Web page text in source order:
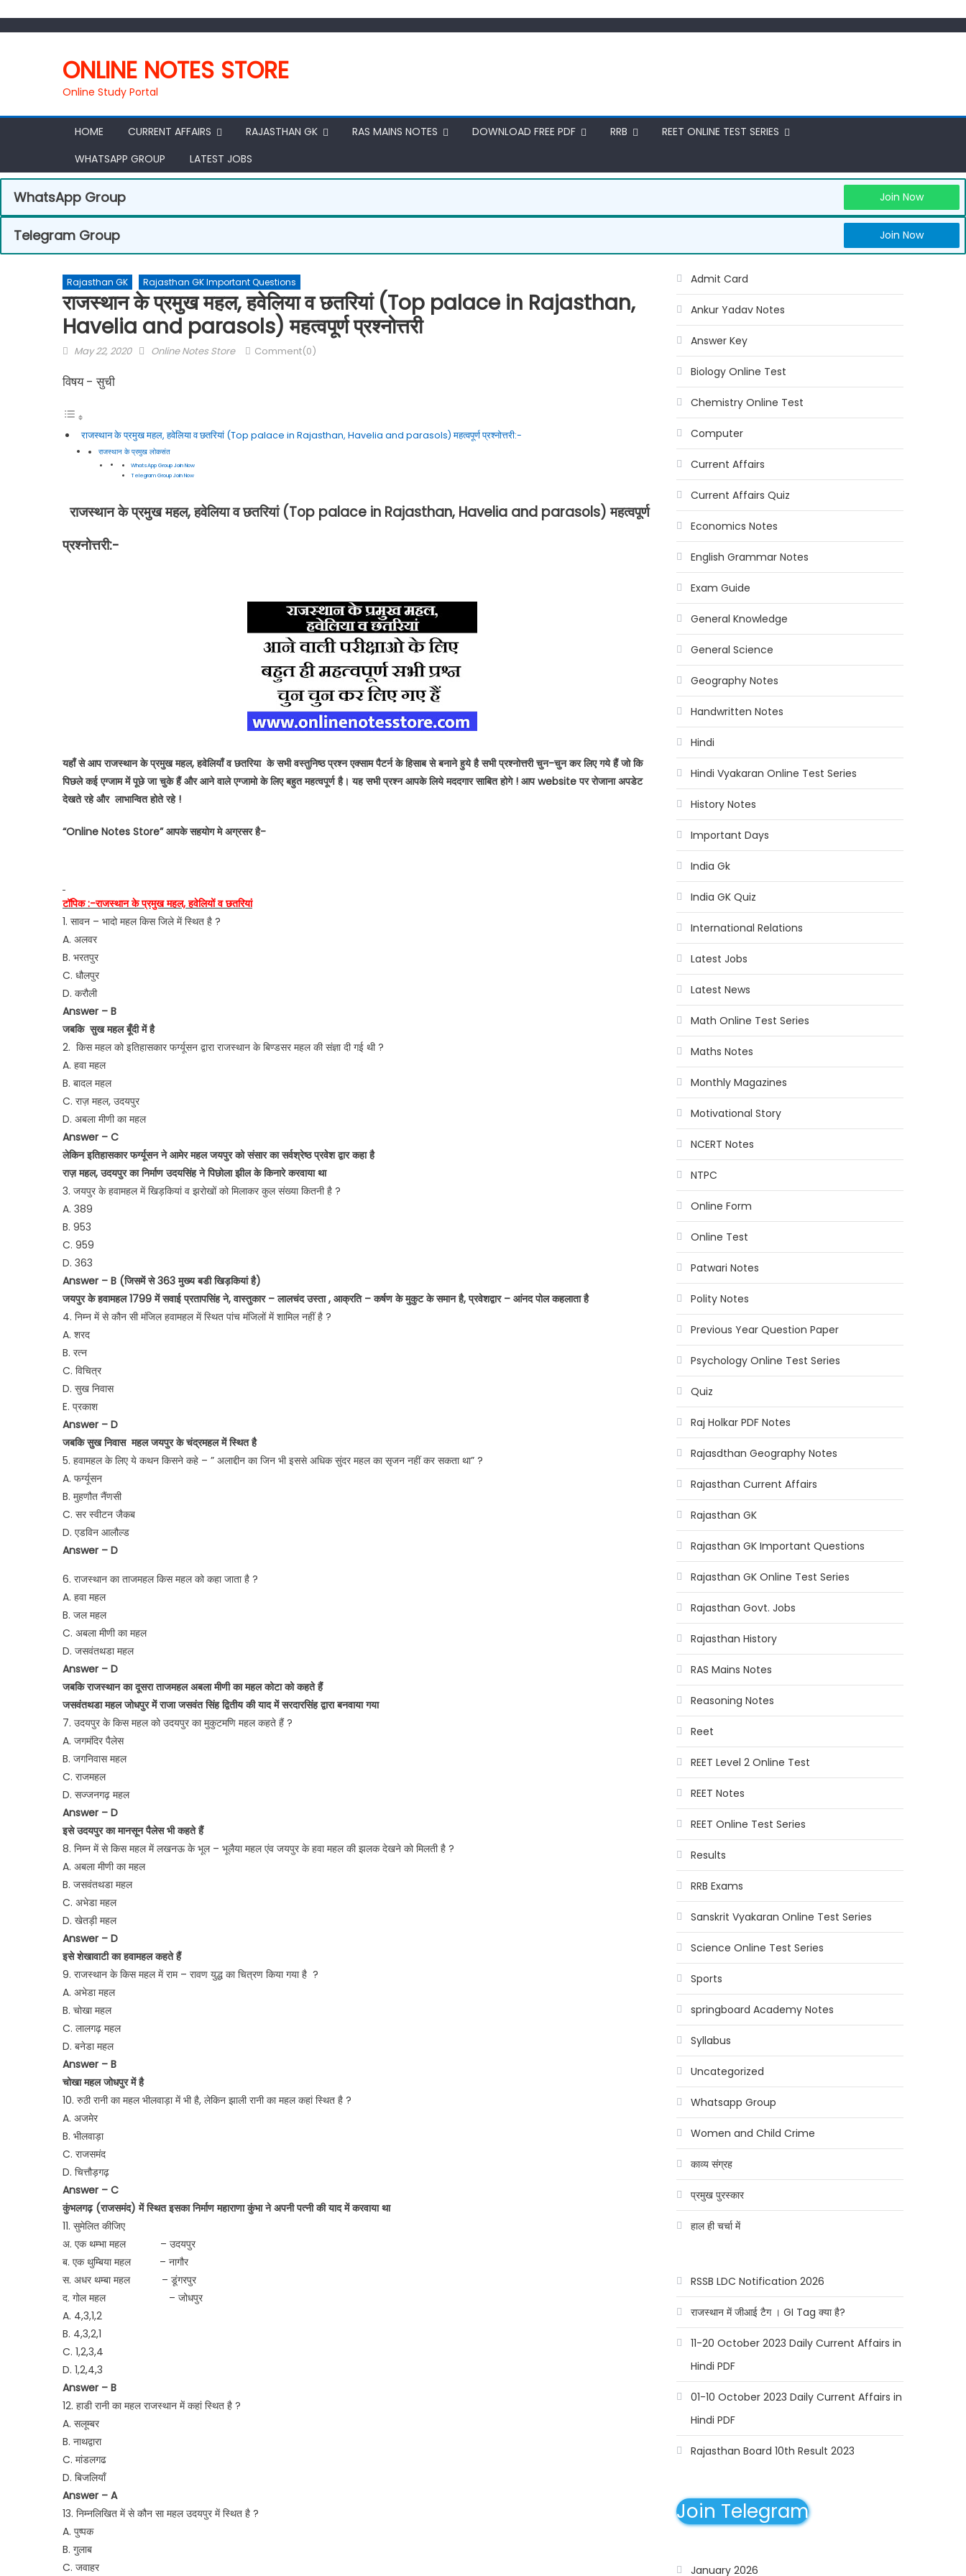
ONLINE NOTES STORE
Online Study Portal
HOME CURRENT AFFAIRS RAJASTHAN GK RAS MAINS NOTES DOWNLOAD FREE PDF RRB
REET ONLINE TEST SERIES
WHATSAPP GROUP
LATEST JOBS
WhatsApp Group Join Now
Telegram Group Join Now
Rajasthan GK Rajasthan GK Important Questions
राजस्थान के प्रमुख महल, हवेलिया व छतरियां (Top palace in Rajasthan,
Havelia and parasols) महत्वपूर्ण प्रश्नोत्तरी
May 22, 2020 Online Notes Store Comment(0)
विषय - सुची
राजस्थान के प्रमुख महल, हवेलिया व छतरियां (Top palace in Rajasthan, Havelia and parasols) महत्वपूर्ण प्रश्नोत्तरी:-
राजस्थान के प्रमुख लोकसंत
WhatsApp Group Join Now
Telegram Group Join Now
राजस्थान के प्रमुख महल, हवेलिया व छतरियां (Top palace in Rajasthan, Havelia and parasols) महत्वपूर्ण
प्रश्नोत्तरी:-
यहाँसे आप राजस्थान के प्रमुख महल, हवेलियाँ व छतरिया के सभी वस्तुनिष्ठ प्रश्न एक्साम पैटर्न के हिसाब से बनाने हुये है सभी प्रश्नोत्तरी चुन-चुन कर लिए गये हैं जो कि
पिछले कई एग्जाम में पूछे जा चुके हैं और आने वाले एग्जामो के लिए बहुत महत्वपूर्ण है। यह सभी प्रश्न आपके लिये मददगार साबित होगे ! आप website पर रोजाना अपडेट
देखते रहे और लाभान्वित होते रहे !
“Online Notes Store” आपके सहयोग मे अग्रसर है-
टॉपिक :-राजस्थान के प्रमुख महल, हवेलियों व छतरियां
1. सावन – भादो महल किस जिले में स्थित है ?
A. अलवर
B. भरतपुर
C. धौलपुर
D. करौली
Answer – B
जबकि सुख महल बूँदी में है
2. किस महल को इतिहासकार फर्ग्यूसन द्वारा राजस्थान के बिण्डसर महल की संज्ञा दी गई थी ?
A. हवा महल
B. बादल महल
C. राज़ महल, उदयपुर
D. अबला मीणी का महल
Answer – C
लेकिन इतिहासकार फर्ग्यूसन ने आमेर महल जयपुर को संसार का सर्वश्रेष्ठ प्रवेश द्वार कहा है
राज़ महल, उदयपुर का निर्माण उदयसिंह ने पिछोला झील के किनारे करवाया था
3. जयपुर के हवामहल में खिड़कियां व झरोखों को मिलाकर कुल संख्या कितनी है ?
A. 389
B. 953
C. 959
D. 363
Answer – B (जिसमें से 363 मुख्य बडी खिड़कियां है)
जयपुर के हवामहल 1799 में सवाई प्रतापसिंह ने, वास्तुकार – लालचंद उस्ता , आक्रति – कर्षण के मुकुट के समान है, प्रवेशद्वार – आंनद पोल कहलाता है
4. निम्न में से कौन सी मंजिल हवामहल में स्थित पांच मंजिलों में शामिल नहीं है ?
A. शरद
B. रत्न
C. विचित्र
D. सुख निवास
E. प्रकाश
Answer – D
जबकि सुख निवास महल जयपुर के चंद्रमहल में स्थित है
5. हवामहल के लिए ये कथन किसने कहे – ” अलाद्दीन का जिन भी इससे अधिक सुंदर महल का सृजन नहीं कर सकता था” ?
A. फर्ग्यूसन
B. मुहणौत नैंणसी
C. सर स्वीटन जैकब
D. एडविन आलौल्ड
Answer – D
6. राजस्थान का ताजमहल किस महल को कहा जाता है ?
A. हवा महल
B. जल महल
C. अबला मीणी का महल
D. जसवंतथडा महल
Answer – D
जबकि राजस्थान का दूसरा ताजमहल अबला मीणी का महल कोटा को कहते हैं
जसवंतथडा महल जोधपुर में राजा जसवंत सिंह द्वितीय की याद में सरदारसिंह द्वारा बनवाया गया
7. उदयपुर के किस महल को उदयपुर का मुकुटमणि महल कहते हैं ?
A. जगमंदिर पैलेस
B. जगनिवास महल
C. राजमहल
D. सज्जनगढ़ महल
Answer – D
इसे उदयपुर का मानसून पैलेस भी कहते हैं
8. निम्न में से किस महल में लखनऊ के भूल – भूलैया महल एंव जयपुर के हवा महल की झलक देखने को मिलती है ?
A. अबला मीणी का महल
B. जसवंतथडा महल
C. अभेडा महल
D. खेतड़ी महल
Answer – D
इसे शेखावाटी का हवामहल कहते हैं
9. राजस्थान के किस महल में राम – रावण युद्ध का चित्रण किया गया है ?
A. अभेडा महल
B. चोखा महल
C. लालगढ़ महल
D. बनेडा महल
Answer – B
चोखा महल जोधपुर में है
10. रुठी रानी का महल भीलवाड़ा में भी है, लेकिन झाली रानी का महल कहां स्थित है ?
A. अजमेर
B. भीलवाड़ा
C. राजसमंद
D. चित्तौड़गढ़
Answer – C
कुंभलगढ़ (राजसमंद) में स्थित इसका निर्माण महाराणा कुंभा ने अपनी पत्नी की याद में करवाया था
11. सुमेलित कीजिए
अ. एक थम्भा महल – उदयपुर
ब. एक थुम्बिया महल – नागौर
स. अधर थम्बा महल – डूंगरपुर
द. गोल महल – जोधपुर
A. 4,3,1,2
B. 4,3,2,1
C. 1,2,3,4
D. 1,2,4,3
Answer – B
12. हाडी रानी का महल राजस्थान में कहां स्थित है ?
A. सलूम्बर
B. नाथद्वारा
C. मांडलगढ
D. बिजलियाँ
Answer – A
13. निम्नलिखित में से कौन सा महल उदयपुर में स्थित है ?
A. पुष्पक
B. गुलाब
C. जवाहर
Admit Card
Ankur Yadav Notes
Answer Key
Biology Online Test
Chemistry Online Test
Computer
Current Affairs
Current Affairs Quiz
Economics Notes
English Grammar Notes
Exam Guide
General Knowledge
General Science
Geography Notes
Handwritten Notes
Hindi
Hindi Vyakaran Online Test Series
History Notes
Important Days
India Gk
India GK Quiz
International Relations
Latest Jobs
Latest News
Math Online Test Series
Maths Notes
Monthly Magazines
Motivational Story
NCERT Notes
NTPC
Online Form
Online Test
Patwari Notes
Polity Notes
Previous Year Question Paper
Psychology Online Test Series
Quiz
Raj Holkar PDF Notes
Rajasdthan Geography Notes
Rajasthan Current Affairs
Rajasthan GK
Rajasthan GK Important Questions
Rajasthan GK Online Test Series
Rajasthan Govt. Jobs
Rajasthan History
RAS Mains Notes
Reasoning Notes
Reet
REET Level 2 Online Test
REET Notes
REET Online Test Series
Results
RRB Exams
Sanskrit Vyakaran Online Test Series
Science Online Test Series
Sports
springboard Academy Notes
Syllabus
Uncategorized
Whatsapp Group
Women and Child Crime
काव्य संग्रह
प्रमुख पुरस्कार
हाल ही चर्चा में
RSSB LDC Notification 2026
राजस्थान में जीआई टैग । GI Tag क्या है?
11-20 October 2023 Daily Current Affairs in
Hindi PDF
01-10 October 2023 Daily Current Affairs in
Hindi PDF
Rajasthan Board 10th Result 2023
Join Telegram
January 2026